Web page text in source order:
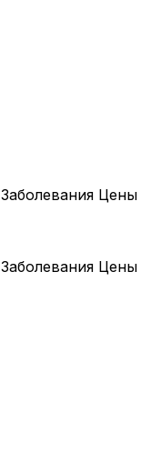
Заболевания Цены
Заболевания Цены